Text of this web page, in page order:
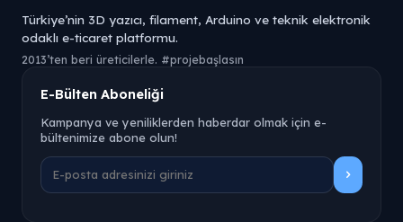
Türkiye’nin 3D yazıcı, filament, Arduino ve teknik elektronik
odaklı e-ticaret platformu.
2013’ten beri üreticilerle. #projebaşlasın
E-Bülten Aboneliği
Kampanya ve yeniliklerden haberdar olmak için e-
bültenimize abone olun!